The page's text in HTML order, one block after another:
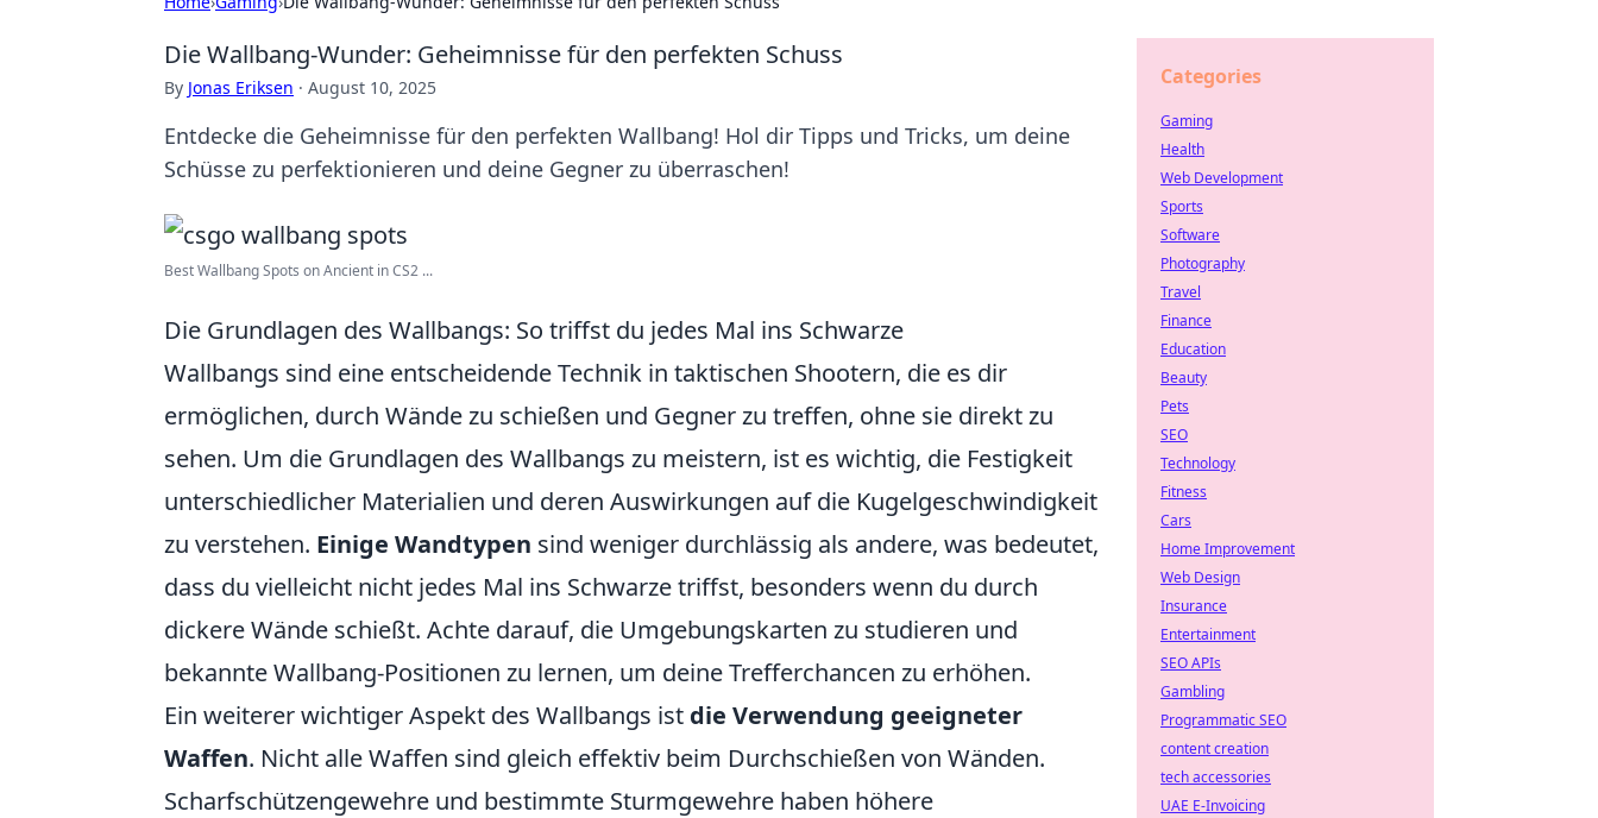
Die Wallbang-Wunder: Geheimnisse für den perfekten Schuss
By Jonas Eriksen · August 10, 2025
Entdecke die Geheimnisse für den perfekten Wallbang! Hol dir Tipps und Tricks, um deine
Schüsse zu perfektionieren und deine Gegner zu überraschen!
Best Wallbang Spots on Ancient in CS2 ...
Die Grundlagen des Wallbangs: So triffst du jedes Mal ins Schwarze
Wallbangs sind eine entscheidende Technik in taktischen Shootern, die es dir
ermöglichen, durch Wände zu schießen und Gegner zu treffen, ohne sie direkt zu
sehen. Um die Grundlagen des Wallbangs zu meistern, ist es wichtig, die Festigkeit
unterschiedlicher Materialien und deren Auswirkungen auf die Kugelgeschwindigkeit
zu verstehen. Einige Wandtypen sind weniger durchlässig als andere, was bedeutet,
dass du vielleicht nicht jedes Mal ins Schwarze triffst, besonders wenn du durch
dickere Wände schießt. Achte darauf, die Umgebungskarten zu studieren und
bekannte Wallbang-Positionen zu lernen, um deine Trefferchancen zu erhöhen.
Ein weiterer wichtiger Aspekt des Wallbangs ist die Verwendung geeigneter
Waffen. Nicht alle Waffen sind gleich effektiv beim Durchschießen von Wänden.
Scharfschützengewehre und bestimmte Sturmgewehre haben höhere
Categories
Gaming
Health
Web Development
Sports
Software
Photography
Travel
Finance
Education
Beauty
Pets
SEO
Technology
Fitness
Cars
Home Improvement
Web Design
Insurance
Entertainment
SEO APIs
Gambling
Programmatic SEO
content creation
tech accessories
UAE E-Invoicing